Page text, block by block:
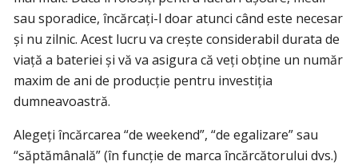
sau sporadice, încărcați-l doar atunci când este necesar
și nu zilnic. Acest lucru va crește considerabil durata de
viață a bateriei și vă va asigura că veți obține un număr
maxim de ani de producție pentru investiția
dumneavoastră.
Alegeți încărcarea “de weekend”, “de egalizare” sau
“săptămânală” (în funcție de marca încărcătorului dvs.)